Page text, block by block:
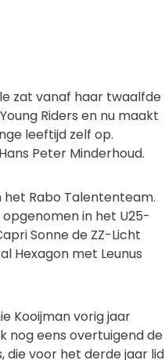
zat vanaf haar twaalfde
Riders en nu maakt
leeftijd zelf op.
Peter Minderhoud.
het Rabo Talententeam.
opgenomen in het U25-
Sonne de ZZ-Licht
Hexagon met Leunus
Kooijman vorig jaar
nog eens overtuigend de
die voor het derde jaar lid